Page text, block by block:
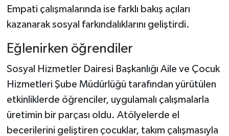
Empati çalışmalarında ise farklı bakış açıları
kazanarak sosyal farkındalıklarını geliştirdi.
Eğlenirken öğrendiler
Sosyal Hizmetler Dairesi Başkanlığı Aile ve Çocuk
Hizmetleri Şube Müdürlüğü tarafından yürütülen
etkinliklerde öğrenciler, uygulamalı çalışmalarla
üretimin bir parçası oldu. Atölyelerde el
becerilerini geliştiren çocuklar, takım çalışmasıyla